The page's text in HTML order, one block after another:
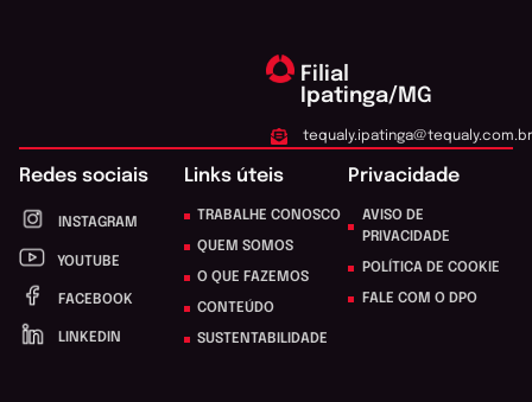
Filial
Ipatinga/MG
tequaly.ipatinga@tequaly.com.br
Redes sociais
INSTAGRAM
YOUTUBE
FACEBOOK
LINKEDIN
Links úteis
TRABALHE CONOSCO
QUEM SOMOS
O QUE FAZEMOS
CONTEÚDO
SUSTENTABILIDADE
Privacidade
AVISO DE
PRIVACIDADE
POLÍTICA DE COOKIE
FALE COM O DPO